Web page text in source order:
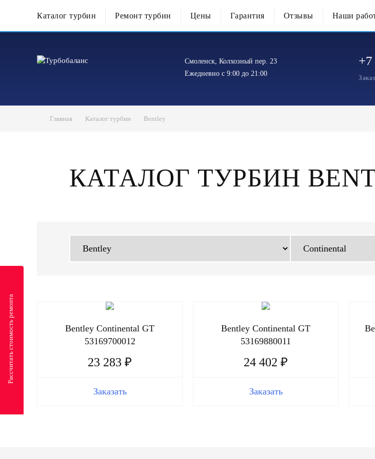
Каталог турбин Ремонт турбин Цены Гарантия Отзывы Наши
Смоленск, Колхозный пер. 23
Ежедневно с 9:00 до 21:00
Главная Каталог турбин Bentley
КАТАЛОГ ТУРБИН
Bentley Continental GT
53169700012
23 283 ₽
Заказать
Bentley Continental GT
53169880011
24 402 ₽
Заказать
Рассчитать стоимость ремонта